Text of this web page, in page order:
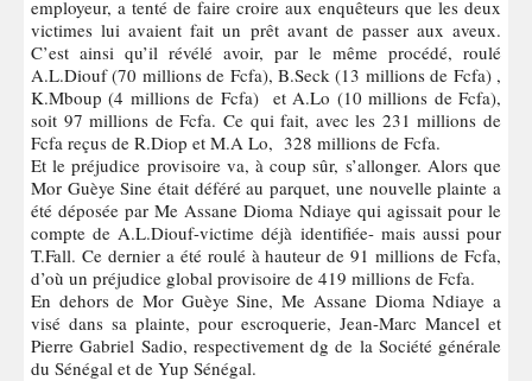
employeur, a tenté de faire croire aux enquêteurs que les deux
victimes lui avaient fait un prêt avant de passer aux aveux.
C’est ainsi qu’il révélé avoir, par le même procédé, roulé
A.L.Diouf (70 millions de Fcfa), B.Seck (13 millions de Fcfa) ,
K.Mboup (4 millions de Fcfa) et A.Lo (10 millions de Fcfa),
soit 97 millions de Fcfa. Ce qui fait, avec les 231 millions de
Fcfa reçus de R.Diop et M.A Lo, 328 millions de Fcfa.
Et le préjudice provisoire va, à coup sûr, s’allonger. Alors que
Mor Guèye Sine était déféré au parquet, une nouvelle plainte a
été déposée par Me Assane Dioma Ndiaye qui agissait pour le
compte de A.L.Diouf-victime déjà identifiée- mais aussi pour
T.Fall. Ce dernier a été roulé à hauteur de 91 millions de Fcfa,
d’où un préjudice global provisoire de 419 millions de Fcfa.
En dehors de Mor Guèye Sine, Me Assane Dioma Ndiaye a
visé dans sa plainte, pour escroquerie, Jean-Marc Mancel et
Pierre Gabriel Sadio, respectivement dg de la Société générale
du Sénégal et de Yup Sénégal.